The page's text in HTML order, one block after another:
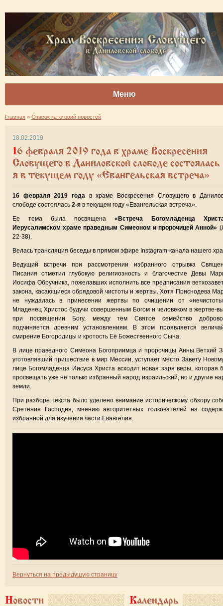
Меню
Главная » Список категорий новостей
18.02.2019
16 февраля 2019 года в храме Воскресения
Словущего в Даниловской слободе
я в текущем году «Евангельская встреча»
16 февраля 2019 года в храме Воскресения Словущего в
слободе состоялась 2-я в текущем году «Евангельская встреча».
Ее тема была посвящена «Встреча Богомладенца
Иерусалимском храме праведным Симеоном и пророчицей Анной»
22-38).
Велась трансляция беседы в прямом эфире Instagram-канала нашего
Ведущий встречи при рассмотрении избранного отрывка
Писания отметил глубокую религиозность и благочестие Девы
Иосифа Обручника, пожелавших исполнить все предписания
закона, касающиеся обрядовой чистоты и жертвы. Хотя Приснодева
не нуждалась в принесении жертвы по очищении от
Младенец Христос будучи совершенным Богом и человеком в жертве-
при посвящении Богу, между тем Святое семейство
подчиняется древним установлениям. В этом проявляется
смирение Богородицы и кротость Её Божественного Сына.
В лице праведного Симеона Богоприимца и пророчицы Анны Ветхий
уготовлявший пришествие в мир Мессии, уступает место Завету
лице Богомладенца Иисуса Христа всходит новая заря веры, которая
просвещать уже не только избранный народ израильский, но и другие
земли.
При разборе текста было уделено внимание историческому обзору
Сретения Господня, мнению авторитетных толкователей на
избранной для изучения части Евангелия.
Вернуться на предыдущую страницу
Новости Календарь